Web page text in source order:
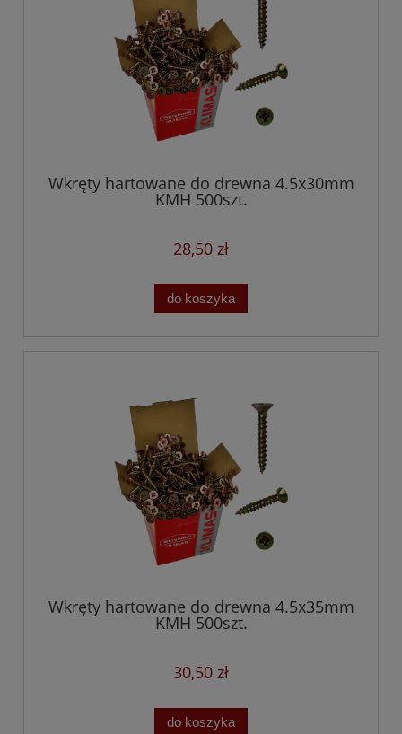
Wkręty hartowane do drewna 4.5x30mm
KMH 500szt.
28,50 zł
do koszyka
Wkręty hartowane do drewna 4.5x35mm
KMH 500szt.
30,50 zł
do koszyka